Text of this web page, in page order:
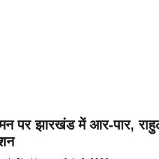
पर झारखंड में आर-पार,